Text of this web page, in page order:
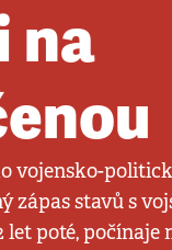
na
vojensko-
zápas stavů s
let poté,